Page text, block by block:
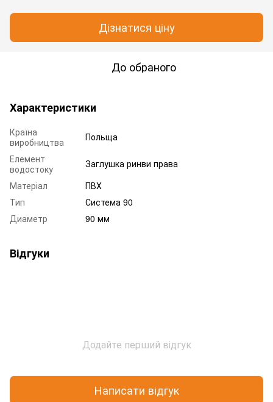
Дізнатися ціну
До обраного
Характеристики
Країна
виробництва
Польща
Елемент
водостоку
Заглушка ринви права
Матеріал
ПВХ
Тип
Система 90
Диаметр
90 мм
Відгуки
Додайте перший відгук
Написати відгук